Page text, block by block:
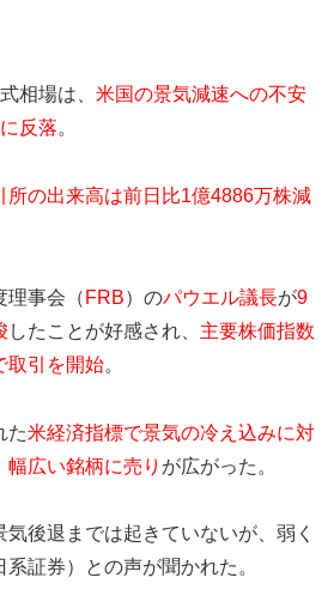
相場は、 米国の景気減速への不安
反落。
所の出来高は前日比1億4886万株減
理事会（ FRB）のパウエル議長が9
したことが好感され、 主要株価指数
取引を開始。
た米経済指標で景気の冷え込みに対
幅広い銘柄に売り が広がった。
後退までは起きていないが、弱く
証券）との声が聞かれた。